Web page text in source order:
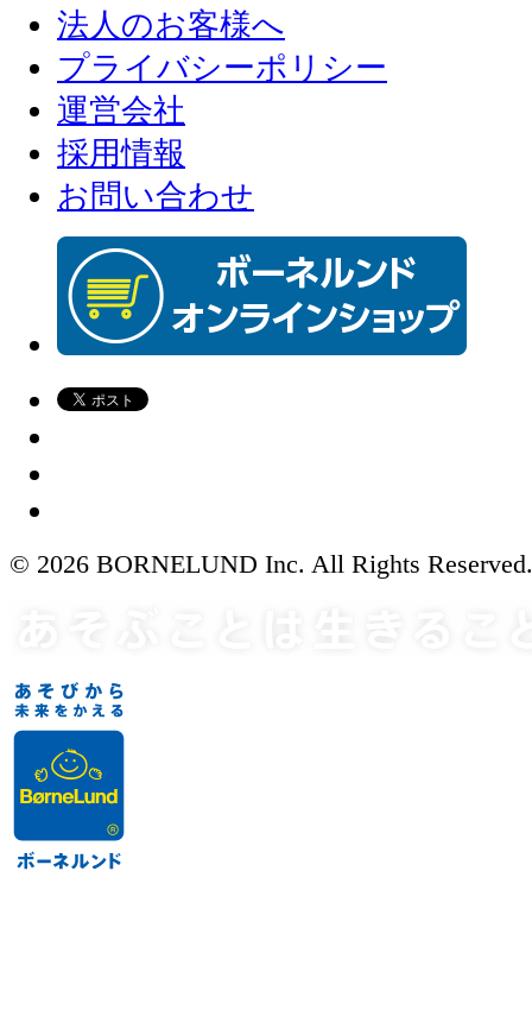
法人のお客様へ
プライバシーポリシー
運営会社
採用情報
お問い合わせ
© 2026 BORNELUND Inc. All Rights Reserved.